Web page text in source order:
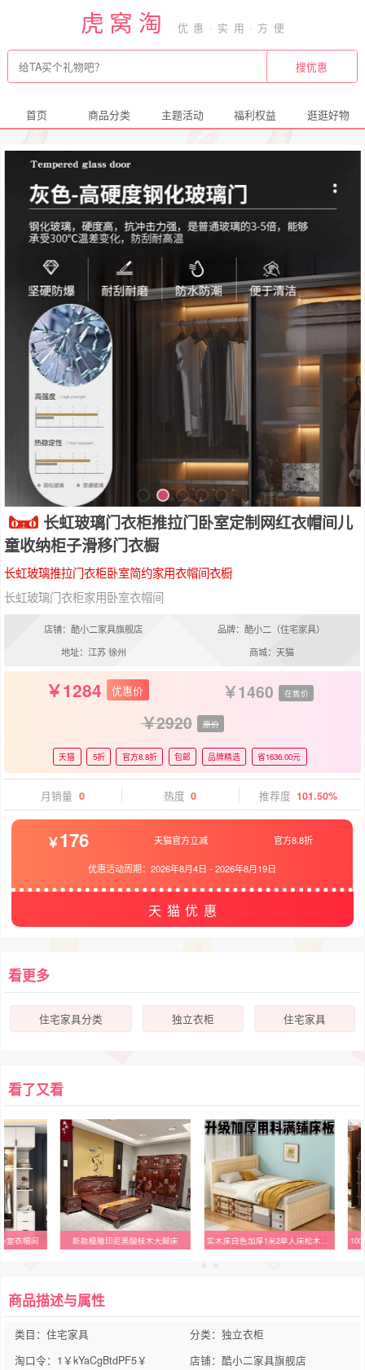
虎窝淘
首页 商品分类 主题活动 福利权益 逛逛好物
长虹玻璃门衣柜推拉门卧室定制网红衣帽间儿
童收纳柜子滑移门衣橱
长虹玻璃推拉门衣柜卧室简约家用衣帽间衣橱
长虹玻璃门衣柜家用卧室衣帽间
店铺：酷小二家具旗舰店
品牌：酷小二（住宅家具）
地址：江苏 徐州
商城：天猫
1284 优惠价 1460 在售价
2920 原价
天猫 5折 官方8.8折 包邮 品牌精选 省1636.00元
月销量 0 热度 0 推荐度 101.50%
176 天猫官方立减 官方8.8折
优惠活动周期：2026年8月4日 -2026年8月19日
天猫优惠
看更多
住宅家具分类 独立衣柜 住宅家具
看了又看
新款檀雕印尼黑酸枝木大脚床 实木床白色加厚1米2单人床松木全实木1.5米双人床简约小户型床架
商品描述与属性
类目：住宅家具
分类：独立衣柜
淘口令：1￥kYaCgBtdPF5￥
店铺：酷小二家具旗舰店